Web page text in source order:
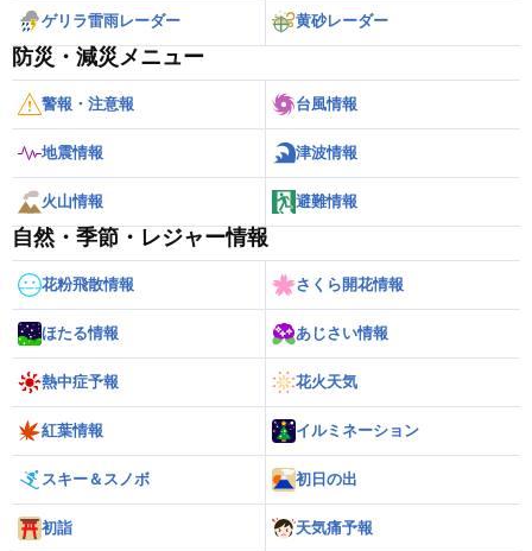
ゲリラ雷雨レーダー 黄砂レーダー
防災・減災メニュー
警報・注意報 台風情報
地震情報 津波情報
火山情報 避難情報
自然・季節・レジャー情報
花粉飛散情報 さくら開花情報
ほたる情報 あじさい情報
熱中症予報 花火天気
紅葉情報 イルミネーション
スキー＆スノボ 初日の出
初詣 天気痛予報